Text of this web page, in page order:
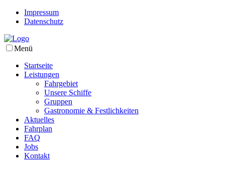
Impressum
Datenschutz
Menü
Startseite
Leistungen
Fahrgebiet
Unsere Schiffe
Gruppen
Gastronomie & Festlichkeiten
Aktuelles
Fahrplan
FAQ
Jobs
Kontakt